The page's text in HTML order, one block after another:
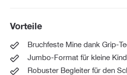
Vorteile
Bruchfeste Mine dank Grip-
Jumbo-Format für kleine
Robuster Begleiter für den